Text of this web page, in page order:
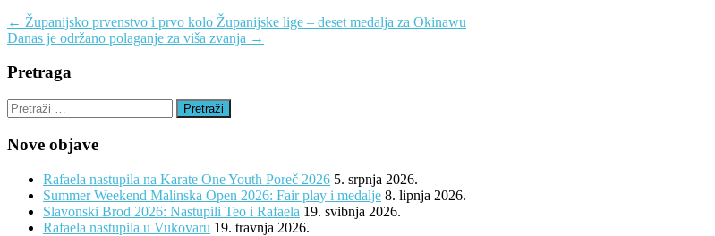
Navigacija
objava
← Županijsko prvenstvo i prvo kolo Županijske lige – deset medalja za Okinawu
Danas je održano polaganje za viša zvanja →
Pretraga
Pretraži:
Nove objave
Rafaela nastupila na Karate One Youth Poreč 2026 5. srpnja 2026.
Summer Weekend Malinska Open 2026: Fair play i medalje 8. lipnja 2026.
Slavonski Brod 2026: Nastupili Teo i Rafaela 19. svibnja 2026.
Rafaela nastupila u Vukovaru 19. travnja 2026.